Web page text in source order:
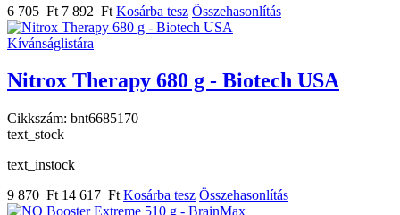
6 705 Ft 7 892 Ft Kosárba tesz Összehasonlítás
Kívánságlistára
Nitrox Therapy 680 g - Biotech USA
Cikkszám: bnt6685170
text_stock
text_instock
9 870 Ft 14 617 Ft Kosárba tesz Összehasonlítás